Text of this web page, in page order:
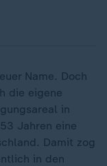
Name. Doch
die eigene
in
Jahren eine
Damit zog
in den